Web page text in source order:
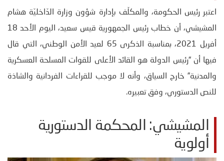
اعتبر رئيس الحكومة، والمكلّف بإدارة شؤون وزارة الدّاخليّة هشام
المشيشي، أن خطاب رئيس الجمهورية قيس سعيد، اليوم الأحد 18
أفريل 2021، بمناسبة الذكرى 65 لعيد الأمن الوطني، التي قال
فيها أن “رئيس الدولة هو القائد الأعلى للقوات المسلحة العسكرية
والمدنية” خارج السياق، وأنه لا موجب للقراءات الفردانية والشاذة
للنص الدستوري، وفق تعبيره.
المشيشي: المحكمة الدستورية
أولوية